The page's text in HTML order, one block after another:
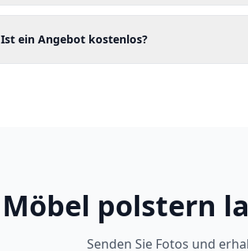
Ist ein Angebot kostenlos?
Möbel polstern
Senden Sie Fotos und